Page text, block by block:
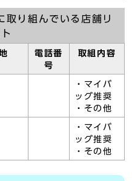
り組んでいる店舗リ
電話番
号
取組内容
・マイバ
ッグ推奨
・その他
・マイバ
ッグ推奨
・その他